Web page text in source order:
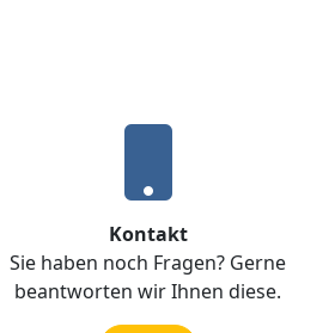
Kontakt
Sie haben noch Fragen? Gerne
beantworten wir Ihnen diese.